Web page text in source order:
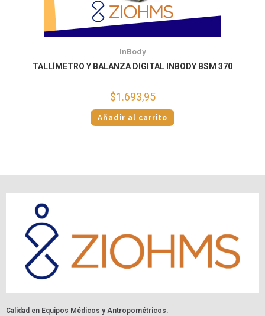
InBody
TALLÍMETRO Y BALANZA DIGITAL INBODY BSM 370
$1.693,95
Añadir al carrito
Calidad en Equipos Médicos y Antropométricos.